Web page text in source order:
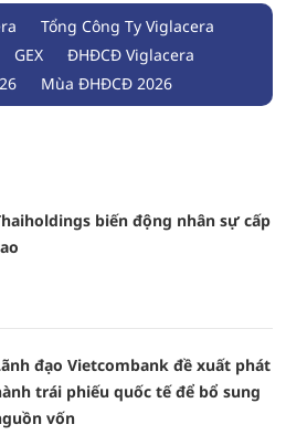
Tổng Công Ty Viglacera
GEX
ĐHĐCĐ Viglacera
Mùa ĐHĐCĐ 2026
biến động nhân sự cấp
đạo Vietcombank đề xuất phát
trái phiếu quốc tế để bổ sung
vốn